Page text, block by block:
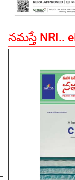
నమస్తే NRI..